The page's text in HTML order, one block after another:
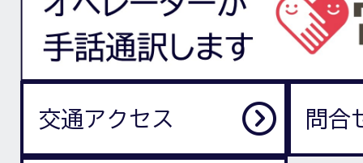
交通アクセス 問合